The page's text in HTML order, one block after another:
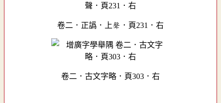
卷二．正譌．上聲．頁231．右
卷二．古文字略．頁303．右